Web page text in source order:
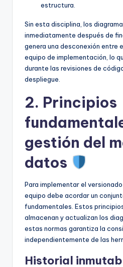
estructura.
Sin esta disciplina, los
inmediatamente después de
genera una desconexión entre
equipo de implementación, lo
durante las revisiones de
despliegue.
2. Principios
gestión del
datos
Para implementar el
equipo debe acordar un
fundamentales. Estos
almacenan y actualizan los
estas normas garantiza la
independientemente de las
Historial